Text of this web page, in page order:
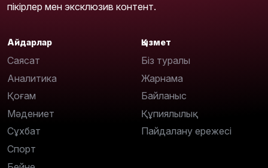
пікірлер мен эксклюзив контент.
Айдарлар
Саясат
Аналитика
Қоғам
Мәдениет
Сұхбат
Спорт
Қызмет
Біз туралы
Жарнама
Байланыс
Құпиялылық
Пайдалану ережесі